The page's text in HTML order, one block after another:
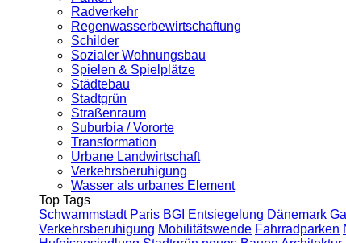
Radverkehr
Regenwasserbewirtschaftung
Schilder
Sozialer Wohnungsbau
Spielen & Spielplätze
Städtebau
Stadtgrün
Straßenraum
Suburbia / Vororte
Transformation
Urbane Landwirtschaft
Verkehrsberuhigung
Wasser als urbanes Element
Top Tags
Schwammstadt Paris BGI Entsiegelung Dänemark
Verkehrsberuhigung Mobilitätswende Fahrradparken